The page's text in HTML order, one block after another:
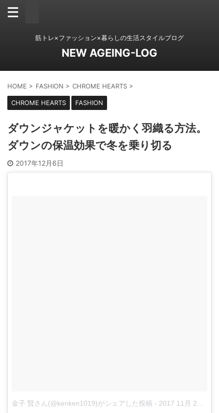
筋トレ×ファッション×暮らしの生活スタイルブログ
NEW AGEING-LOG
HOME > FASHION > CHROME HEARTS >
CHROME HEARTS FASHION
ダウンジャケットを暖かく羽織る方法。
ダウンの保温効果で冬を乗り切る
2017年12月6日
金子 賢さん(@kenken1019)がシェアした投稿 - 2017 11月 20 5:35午前 PST